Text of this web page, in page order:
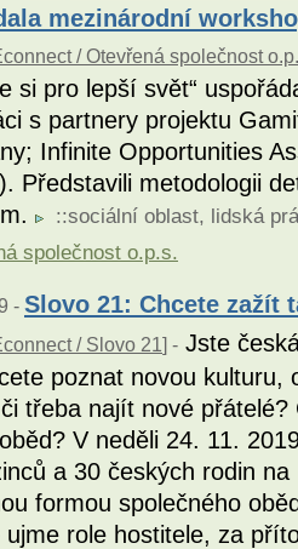
mezinárodní
/ Otevřená společnost
si pro lepší svět“
s partnery projektu
Infinite Opportunities
Představili metodologii
::sociální oblast, lidská
společnost o.p.s.
- Slovo 21: Chcete zažít
/ Slovo 21] - Jste
poznat novou
třeba najít nové
V neděli 24. 11.
a 30 českých rodin
formou společného
ujme role hostitele, za